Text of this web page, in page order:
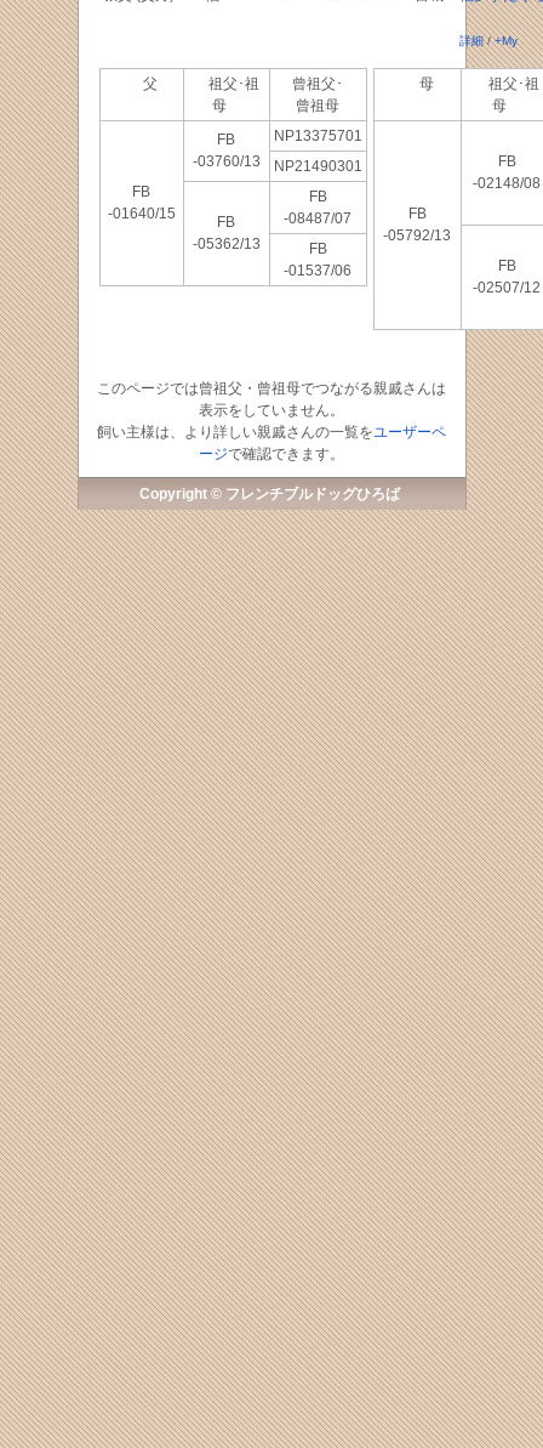
詳細/+My
父
祖父･祖
母
曾祖父･
曾祖母
FB
-01640/15
FB
-03760/13
NP13375701
NP21490301
FB
-05362/13
FB
-08487/07
FB
-01537/06
母
祖父･祖
母
FB
-05792/13
FB
-02148/08
FB
-02507/12
このページでは曾祖父・曾祖母でつながる親戚さんは
表示をしていません。
飼い主様は、より詳しい親戚さんの一覧をユーザーペ
ージで確認できます。
Copyright © フレンチブルドッグひろば